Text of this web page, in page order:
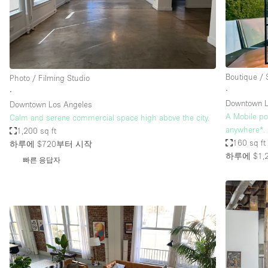
공간 기능 Air Conditioning
Fitting Rooms
Garden
Ground Floor
Photo / Filming Studio
∙
Downtown Los Angeles
Calm and serene commercial space high above the city.
1,200 sq ft
하루에 $720부터 시작
빠른 응답자
Boutique /
∙
Downtown
A Mobile
anywhere*.
160 sq ft
하루에